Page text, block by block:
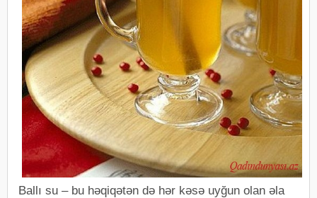
Ballı su – bu həqiqətən də hər kəsə uyğun olan əla